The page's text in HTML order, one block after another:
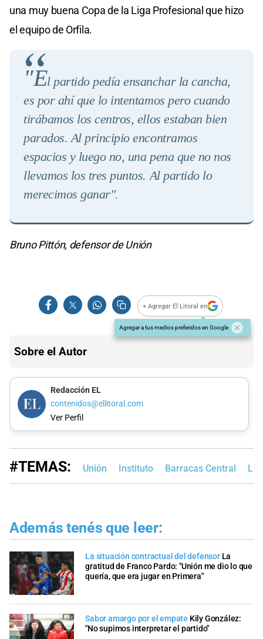
una muy buena Copa de la Liga Profesional que hizo
el equipo de Orfila.
"El partido pedía ensanchar la cancha,
es por ahí que lo intentamos pero cuando
tirábamos los centros, ellos estaban bien
parados. Al principio encontramos
espacios y luego no, una pena que no nos
llevamos los tres puntos. Al partido lo
merecimos ganar".
Bruno Pittón, defensor de Unión
+ Agregar El Litoral en
Agregar a tus medios preferidos en Google
Sobre el Autor
Redacción EL
contenidos@ellitoral.com
Ver Perfil
#TEMAS: Unión Instituto Barracas Central
Además tenés que leer:
La situación contractual del defensor La
gratitud de Franco Pardo: "Unión me dio lo que
quería, que era jugar en Primera"
Sabor amargo por el empate Kily González:
"No supimos interpretar el partido"